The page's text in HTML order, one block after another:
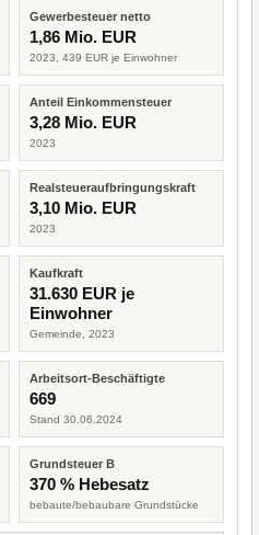
Gewerbesteuer netto
1,86 Mio. EUR
2023, 439 EUR je Einwohner
Anteil Einkommensteuer
3,28 Mio. EUR
2023
Realsteueraufbringungskraft
3,10 Mio. EUR
2023
Kaufkraft
31.630 EUR je
Einwohner
Gemeinde, 2023
Arbeitsort-Beschäftigte
669
Stand 30.06.2024
Grundsteuer B
370 % Hebesatz
bebaute/bebaubare Grundstücke